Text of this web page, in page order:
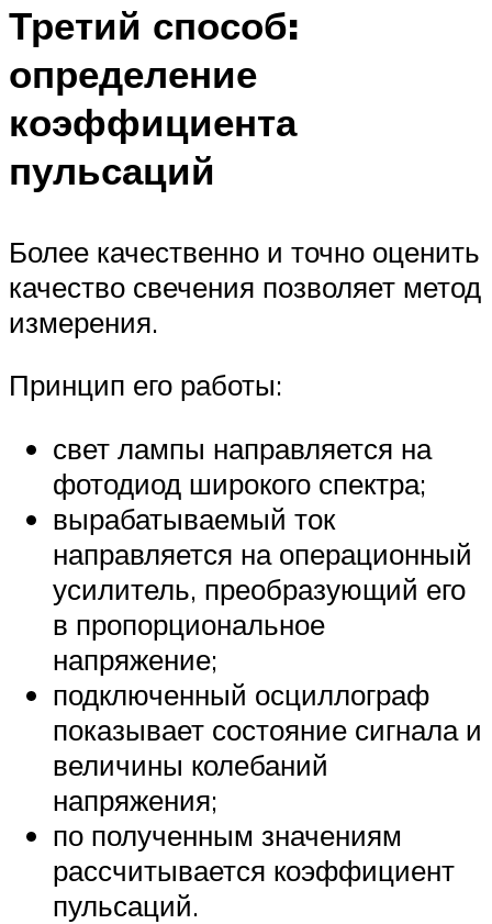
Третий способ:
определение
коэффициента
пульсаций
Более качественно и точно оценить
качество свечения позволяет метод
измерения.
Принцип его работы:
свет лампы направляется на
фотодиод широкого спектра;
вырабатываемый ток
направляется на операционный
усилитель, преобразующий его
в пропорциональное
напряжение;
подключенный осциллограф
показывает состояние сигнала и
величины колебаний
напряжения;
по полученным значениям
рассчитывается коэффициент
пульсаций.